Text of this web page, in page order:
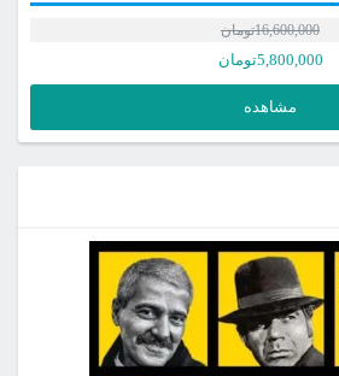
16,600,000تومان
5,800,000تومان
مشاهده